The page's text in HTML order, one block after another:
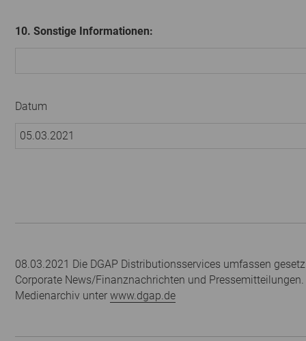
10. Sonstige Informationen:
Datum
05.03.2021
08.03.2021 Die DGAP Distributionsservices umfassen
Corporate News/Finanznachrichten und Pressemitteilungen.
Medienarchiv unter www.dgap.de